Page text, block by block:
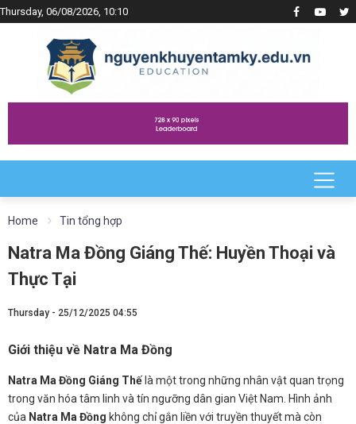
Thursday, 06/08/2026, 10:10
Home Tin tổng hợp
Natra Ma Đồng Giáng Thế: Huyền Thoại và
Thực Tại
Thursday - 25/12/2025 04:55
Giới thiệu về Natra Ma Đồng
Natra Ma Đồng Giáng Thế là một trong những nhân vật quan trọng
trong văn hóa tâm linh và tín ngưỡng dân gian Việt Nam. Hình ảnh
của Natra Ma Đồng không chỉ gắn liền với truyền thuyết mà còn